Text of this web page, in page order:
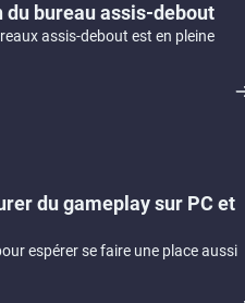
du bureau assis-debout
assis-debout est en pleine
du gameplay sur PC et
espérer se faire une place aussi